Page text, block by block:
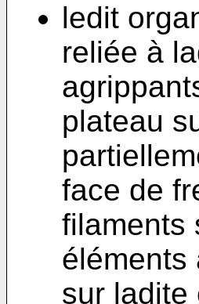
ledit
reliée à
plateau
face de
filaments
éléments
sur ladite